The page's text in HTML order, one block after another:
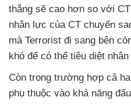
thắng sẽ cao hơn so với CT
nhân lực của CT chuyển
mà Terrorist đi sang bên
khó để có thể tiêu diệt
Còn trong trường hợp cả
phụ thuộc vào khả năng